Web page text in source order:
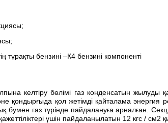
түрақты бензині –К4 бензині компоненті
келтіру бөлімі газ конденсатын жылуды
қондырғыда қол жетімді қайталама
бумен газ түрінде пайдалануға арналған.
үшін пайдаланылатын 12 кгс /